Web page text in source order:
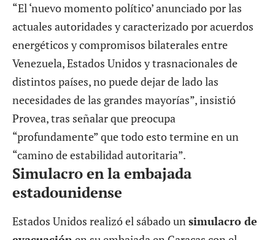
“El ‘nuevo momento político’ anunciado por las
actuales autoridades y caracterizado por acuerdos
energéticos y compromisos bilaterales entre
Venezuela, Estados Unidos y trasnacionales de
distintos países, no puede dejar de lado las
necesidades de las grandes mayorías”, insistió
Provea, tras señalar que preocupa
“profundamente” que todo esto termine en un
“camino de estabilidad autoritaria”.
Simulacro en la embajada
estadounidense
Estados Unidos realizó el sábado unsimulacro de